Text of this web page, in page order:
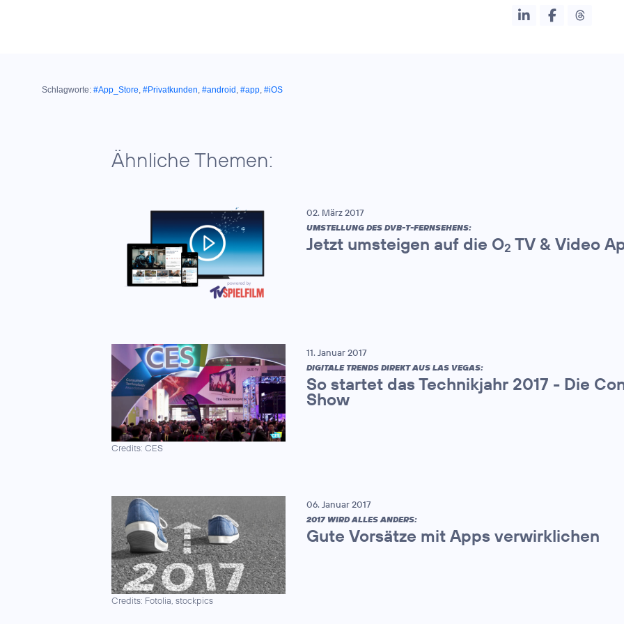
Schlagworte: #App_Store, #Privatkunden, #android , #app, #iOS
Ähnliche Themen:
02. März 2017
UMSTELLUNG DES DVB-T-FERNSEHENS:
Jetzt umsteigen auf die O2 TV & Video
Credits: CES
11. Januar 2017
DIGITALE TRENDS DIREKT AUS LAS VEGAS:
So startet das Technikjahr 2017 - Die
Show
Credits: Fotolia, stockpics
06. Januar 2017
2017 WIRD ALLES ANDERS:
Gute Vorsätze mit Apps verwirklichen